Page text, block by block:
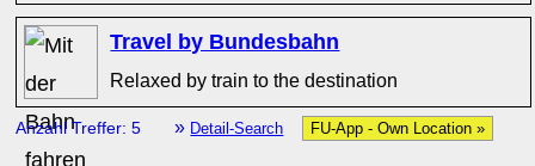
Travel by Bundesbahn
Relaxed by train to the destination
Anzahl Treffer: 5 » Detail-Search FU-App - Own Location »